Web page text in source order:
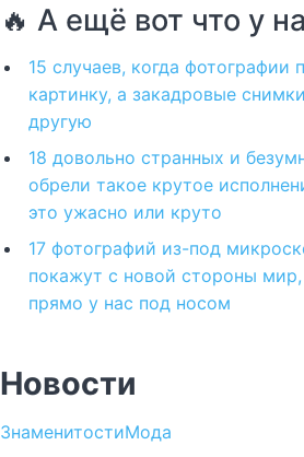
🔥 А ещё вот что у
15 случаев, когда фотографии
картинку, а закадровые
другую
18 довольно странных и
обрели такое крутое
это ужасно или круто
17 фотографий из-под
покажут с новой стороны
прямо у нас под носом
Новости
ЗнаменитостиМода